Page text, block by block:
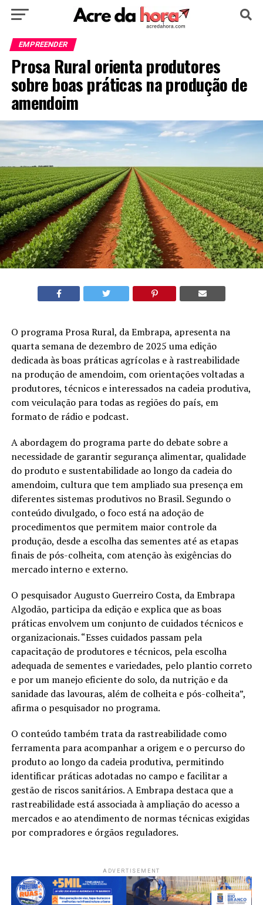
HOME
EDUCAÇÃO NOTÍCIA MUNDO
EMPREENDER
Prosa Rural orienta produtores
sobre boas práticas na produção de
amendoim
O programa Prosa Rural, da Embrapa, apresenta na
quarta semana de dezembro de 2025 uma edição
dedicada às boas práticas agrícolas e à rastreabilidade
na produção de amendoim, com orientações voltadas a
produtores, técnicos e interessados na cadeia produtiva,
com veiculação para todas as regiões do país, em
formato de rádio e podcast.
A abordagem do programa parte do debate sobre a
necessidade de garantir segurança alimentar, qualidade
do produto e sustentabilidade ao longo da cadeia do
amendoim, cultura que tem ampliado sua presença em
diferentes sistemas produtivos no Brasil. Segundo o
conteúdo divulgado, o foco está na adoção de
procedimentos que permitem maior controle da
produção, desde a escolha das sementes até as etapas
finais de pós-colheita, com atenção às exigências do
mercado interno e externo.
O pesquisador Augusto Guerreiro Costa, da Embrapa
Algodão, participa da edição e explica que as boas
práticas envolvem um conjunto de cuidados técnicos e
organizacionais. “Esses cuidados passam pela
capacitação de produtores e técnicos, pela escolha
adequada de sementes e variedades, pelo plantio correto
e por um manejo eficiente do solo, da nutrição e da
sanidade das lavouras, além de colheita e pós-colheita”,
afirma o pesquisador no programa.
O conteúdo também trata da rastreabilidade como
ferramenta para acompanhar a origem e o percurso do
produto ao longo da cadeia produtiva, permitindo
identificar práticas adotadas no campo e facilitar a
gestão de riscos sanitários. A Embrapa destaca que a
rastreabilidade está associada à ampliação do acesso a
mercados e ao atendimento de normas técnicas exigidas
por compradores e órgãos reguladores.
ADVERTISEMENT